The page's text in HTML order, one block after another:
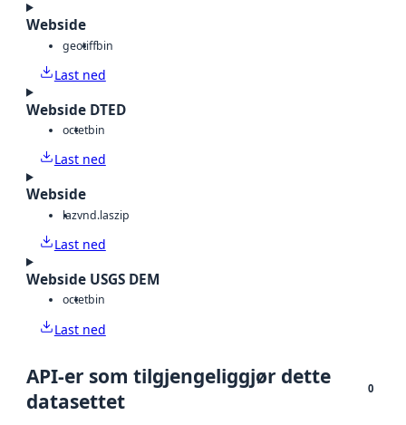
Webside
geotiffbin
Last ned
Webside DTED
octetbin
Last ned
Webside
lazvnd.laszip
Last ned
Webside USGS DEM
octetbin
Last ned
API-er som tilgjengeliggjør dette
datasettet
0